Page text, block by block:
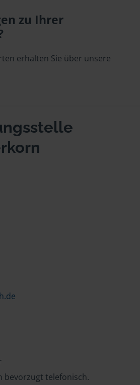
zu Ihrer
erhalten Sie über unsere
bevorzugt telefonisch.